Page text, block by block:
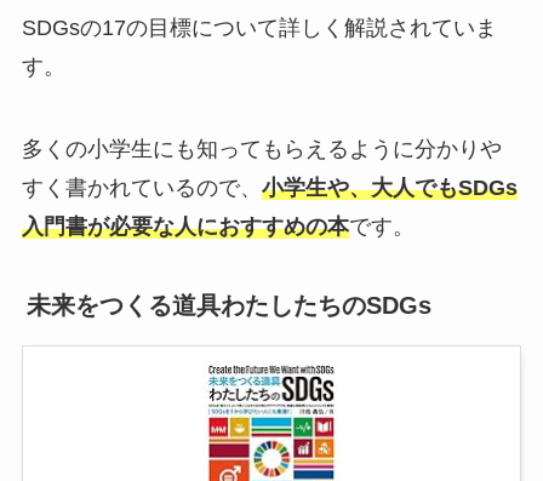
SDGsの17の目標について詳しく解説されていま
す。
多くの小学生にも知ってもらえるように分かりや
すく書かれているので、 小学生や、大人でもSDGs
入門書が必要な人におすすめの本です。
未来をつくる道具わたしたちのSDGs